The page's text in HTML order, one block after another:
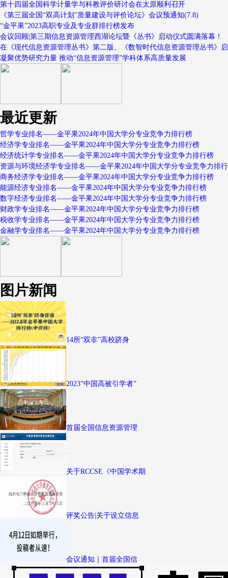
第十四届全国科学计量学与科教评价研讨会在太原顺利召开
《第三届全国“双高计划”质量建设与评价论坛》会议预通知(7.8)
“金平果”2023高职专业及专业群排行榜发布
会议回顾|第三期信息资源管理西湖论坛暨《丛书》启动仪式圆满落幕！
在《现代信息资源管理丛书》第二版、《数智时代信息资源管理丛书》
凝聚优势研究力量 推动“信息资源管理”学科体系高质量发展
最近更新
哲学专业排名——金平果2024年中国大学分专业竞争力排行榜
经济学专业排名——金平果2024年中国大学分专业竞争力排行榜
经济统计学专业排名——金平果2024年中国大学分专业竞争力排行榜
资源与环境经济学专业排名——金平果2024年中国大学分专业竞争力排
商务经济学专业排名——金平果2024年中国大学分专业竞争力排行榜
能源经济专业排名——金平果2024年中国大学分专业竞争力排行榜
数字经济专业排名——金平果2024年中国大学分专业竞争力排行榜
财政学专业排名——金平果2024年中国大学分专业竞争力排行榜
税收学专业排名——金平果2024年中国大学分专业竞争力排行榜
金融学专业排名——金平果2024年中国大学分专业竞争力排行榜
图片新闻
14所“双非”高校跻身
2023“中国高被引学者”
首届全国信息资源管理
关于RCCSE《中国学术期
评奖公告|关于设立信息
会议通知｜首届全国信